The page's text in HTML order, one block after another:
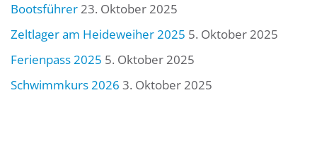
Bootsführer23. Oktober 2025
Zeltlager am Heideweiher 2025 5. Oktober 2025
Ferienpass 2025 5. Oktober 2025
Schwimmkurs 2026 3. Oktober 2025